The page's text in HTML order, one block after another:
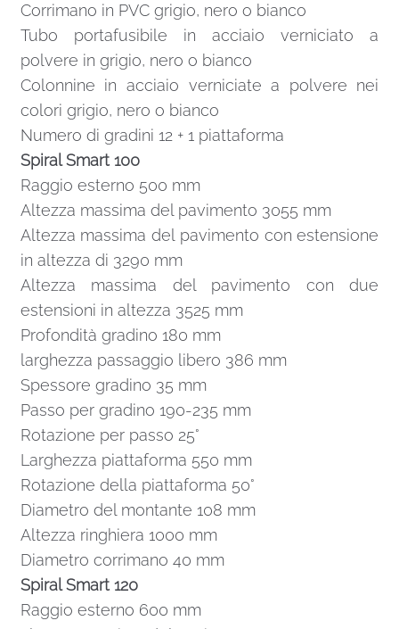
Corrimano in PVC grigio, nero o bianco
Tubo portafusibile in acciaio verniciato a
polvere in grigio, nero o bianco
Colonnine in acciaio verniciate a polvere nei
colori grigio, nero o bianco
Numero di gradini 12 + 1 piattaforma
Spiral Smart 100
Raggio esterno 500 mm
Altezza massima del pavimento 3055 mm
Altezza massima del pavimento con estensione
in altezza di 3290 mm
Altezza massima del pavimento con due
estensioni in altezza 3525 mm
Profondità gradino 180 mm
larghezza passaggio libero 386 mm
Spessore gradino 35 mm
Passo per gradino 190-235 mm
Rotazione per passo 25°
Larghezza piattaforma 550 mm
Rotazione della piattaforma 50°
Diametro del montante 108 mm
Altezza ringhiera 1000 mm
Diametro corrimano 40 mm
Spiral Smart 120
Raggio esterno 600 mm